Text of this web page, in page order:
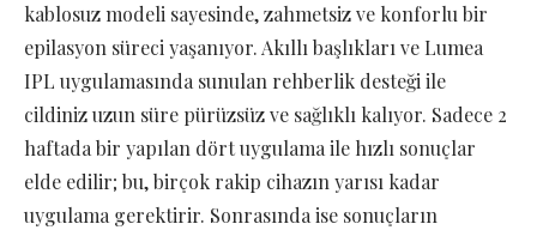
kablosuz modeli sayesinde, zahmetsiz ve konforlu bir
epilasyon süreci yaşanıyor. Akıllı başlıkları ve Lumea
IPL uygulamasında sunulan rehberlik desteği ile
cildiniz uzun süre pürüzsüz ve sağlıklı kalıyor. Sadece 2
haftada bir yapılan dört uygulama ile hızlı sonuçlar
elde edilir; bu, birçok rakip cihazın yarısı kadar
uygulama gerektirir. Sonrasında ise sonuçların